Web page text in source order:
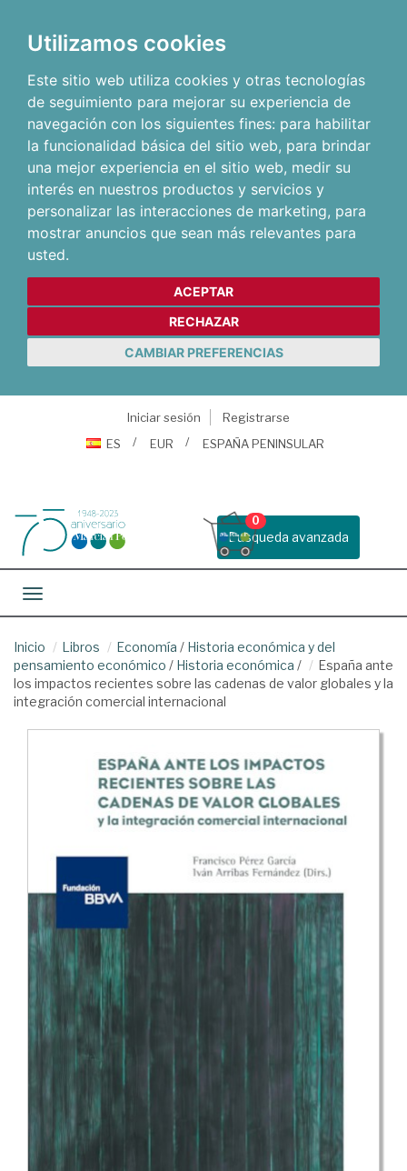
Utilizamos cookies
Este sitio web utiliza cookies y otras tecnologías
de seguimiento para mejorar su experiencia de
navegación con los siguientes fines: para habilitar
la funcionalidad básica del sitio web, para brindar
una mejor experiencia en el sitio web, medir su
interés en nuestros productos y servicios y
personalizar las interacciones de marketing, para
mostrar anuncios que sean más relevantes para
usted.
ACEPTAR
RECHAZAR
CAMBIAR PREFERENCIAS
Iniciar sesión
Registrarse
ES
EUR ESPAÑA PENINSULAR
Busqueda avanzada
0
Toggle navigation
Inicio Libros Economía / Historia económica y del
pensamiento económico / Historia económica /
España ante
los impactos recientes sobre las cadenas de valor globales y la
integración comercial internacional